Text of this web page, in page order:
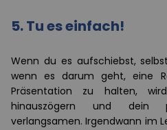
5. Tu es einfach!
Wenn du es aufschiebst,
wenn es darum geht, eine
Präsentation zu halten,
hinauszögern und dein
verlangsamen. Irgendwann im